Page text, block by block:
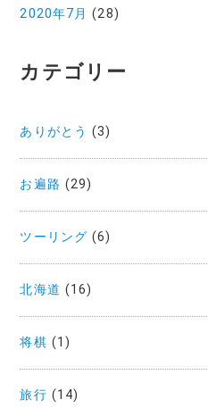
2020年7月 (28)
カテゴリー
ありがとう (3)
お遍路 (29)
ツーリング (6)
北海道 (16)
将棋 (1)
旅行 (14)